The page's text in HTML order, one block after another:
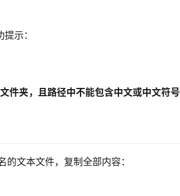
示：
件夹，且路径中不能包含中文或中文符号
文本文件，复制全部内容：